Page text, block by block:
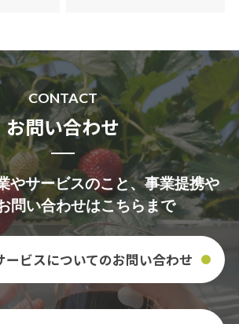
CONTACT
お問い合わせ
やサービスのこと、事業提携や
問い合わせはこちらまで
ービスについてのお問い合わせ